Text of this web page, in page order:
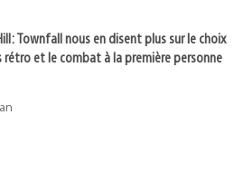
Townfall nous en disent plus sur le choix
rétro et le combat à la première personne